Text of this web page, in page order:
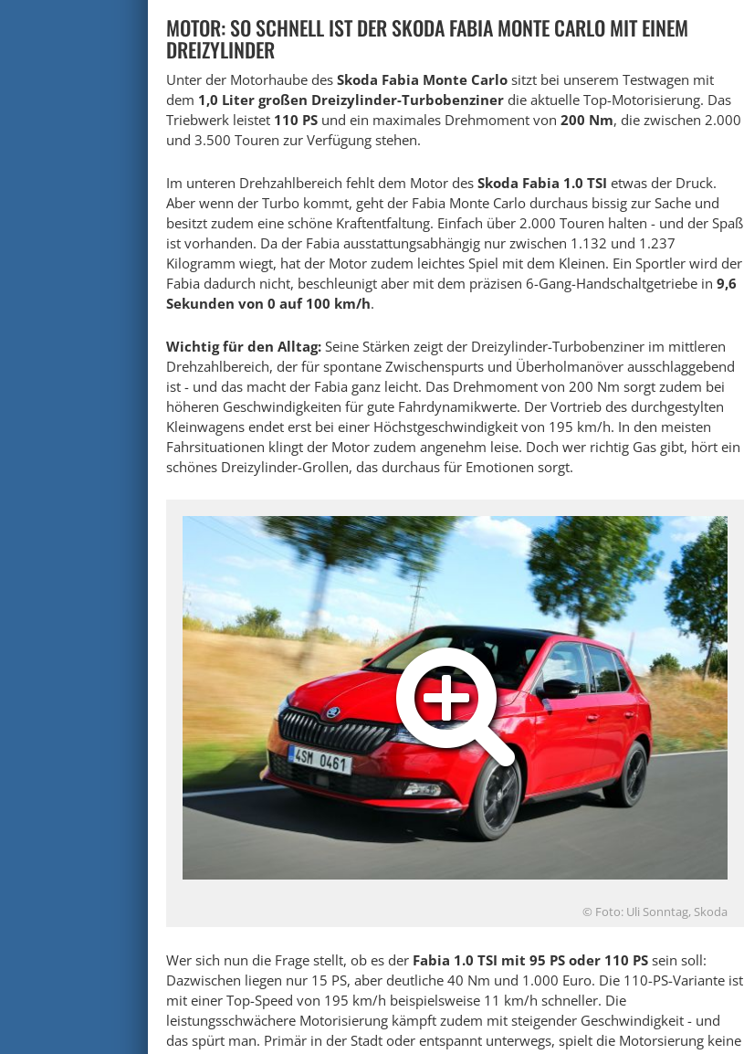
MOTOR: SO SCHNELL IST DER SKODA FABIA MONTE CARLO MIT EINEM
DREIZYLINDER
Unter der Motorhaube des Skoda Fabia Monte Carlo sitzt bei unserem Testwagen mit
dem 1,0 Liter großen Dreizylinder-Turbobenziner die aktuelle Top-Motorisierung. Das
Triebwerk leistet 110 PS und ein maximales Drehmoment von 200 Nm, die zwischen 2.000
und 3.500 Touren zur Verfügung stehen.
Im unteren Drehzahlbereich fehlt dem Motor des Skoda Fabia 1.0 TSI etwas der Druck.
Aber wenn der Turbo kommt, geht der Fabia Monte Carlo durchaus bissig zur Sache und
besitzt zudem eine schöne Kraftentfaltung. Einfach über 2.000 Touren halten - und der Spaß
ist vorhanden. Da der Fabia ausstattungsabhängig nur zwischen 1.132 und 1.237
Kilogramm wiegt, hat der Motor zudem leichtes Spiel mit dem Kleinen. Ein Sportler wird der
Fabia dadurch nicht, beschleunigt aber mit dem präzisen 6-Gang-Handschaltgetriebe in 9,6
Sekunden von 0 auf 100 km/h.
Wichtig für den Alltag: Seine Stärken zeigt der Dreizylinder-Turbobenziner im mittleren
Drehzahlbereich, der für spontane Zwischenspurts und Überholmanöver ausschlaggebend
ist - und das macht der Fabia ganz leicht. Das Drehmoment von 200 Nm sorgt zudem bei
höheren Geschwindigkeiten für gute Fahrdynamikwerte. Der Vortrieb des durchgestylten
Kleinwagens endet erst bei einer Höchstgeschwindigkeit von 195 km/h. In den meisten
Fahrsituationen klingt der Motor zudem angenehm leise. Doch wer richtig Gas gibt, hört ein
schönes Dreizylinder-Grollen, das durchaus für Emotionen sorgt.
© Foto: Uli Sonntag, Skoda
Wer sich nun die Frage stellt, ob es der Fabia 1.0 TSI mit 95 PS oder 110 PS sein soll:
Dazwischen liegen nur 15 PS, aber deutliche 40 Nm und 1.000 Euro. Die 110-PS-Variante ist
mit einer Top-Speed von 195 km/h beispielsweise 11 km/h schneller. Die
leistungsschwächere Motorisierung kämpft zudem mit steigender Geschwindigkeit - und
das spürt man. Primär in der Stadt oder entspannt unterwegs, spielt die Motorsierung keine